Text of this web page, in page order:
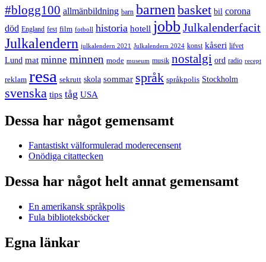
#blogg100 allmänbildning barn barnen basket bil corona
död England fest film fotboll historia hotell jobb Julkalenderfacit
Julkalendern julkalendern 2021 Julkalendern 2024 konst kåseri lifvet
Lund mat minne minnen mode museum musik nostalgi ord radio recept
reklam resa sekrutt skola sommar språk språkpolis Stockholm
svenska tips tåg USA
Dessa har något gemensamt
Fantastiskt välformulerad moderecensent
Onödiga citattecken
Dessa har något helt annat gemensamt
En amerikansk språkpolis
Fula biblioteksböcker
Egna länkar